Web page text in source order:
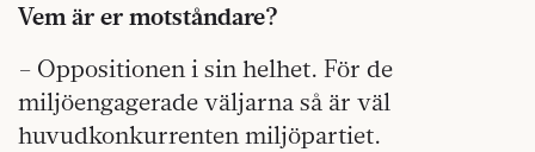
Vem är er motståndare?
– Oppositionen i sin helhet. För de
miljöengagerade väljarna så är väl
huvudkonkurrenten miljöpartiet.